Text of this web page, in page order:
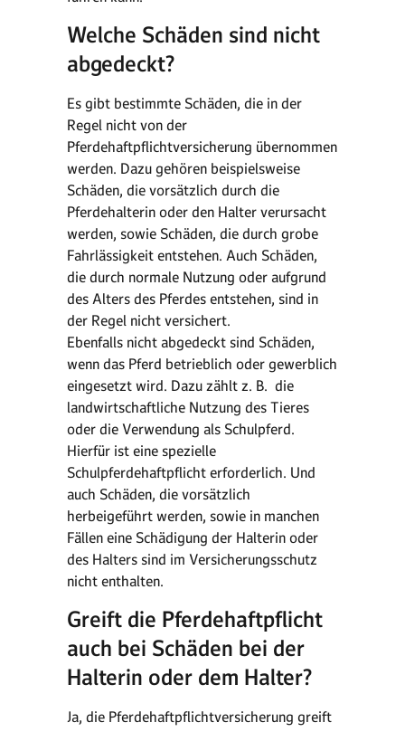
Welche Schäden sind nicht
abgedeckt?
Es gibt bestimmte Schäden, die in der
Regel nicht von der
Pferdehaftpflichtversicherung übernommen
werden. Dazu gehören beispielsweise
Schäden, die vorsätzlich durch die
Pferdehalterin oder den Halter verursacht
werden, sowie Schäden, die durch grobe
Fahrlässigkeit entstehen. Auch Schäden,
die durch normale Nutzung oder aufgrund
des Alters des Pferdes entstehen, sind in
der Regel nicht versichert.
Ebenfalls nicht abgedeckt sind Schäden,
wenn das Pferd betrieblich oder gewerblich
eingesetzt wird. Dazu zählt z. B. die
landwirtschaftliche Nutzung des Tieres
oder die Verwendung als Schulpferd.
Hierfür ist eine spezielle
Schulpferdehaftpflicht erforderlich. Und
auch Schäden, die vorsätzlich
herbeigeführt werden, sowie in manchen
Fällen eine Schädigung der Halterin oder
des Halters sind im Versicherungsschutz
nicht enthalten.
Greift die Pferdehaftpflicht
auch bei Schäden bei der
Halterin oder dem Halter?
Ja, die Pferdehaftpflichtversicherung greift